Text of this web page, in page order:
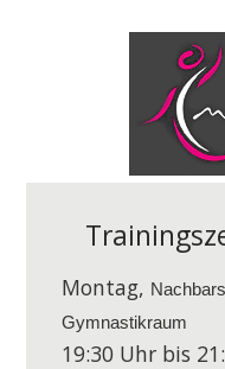
Montag,
Gymnastikraum
19:30 Uhr bis